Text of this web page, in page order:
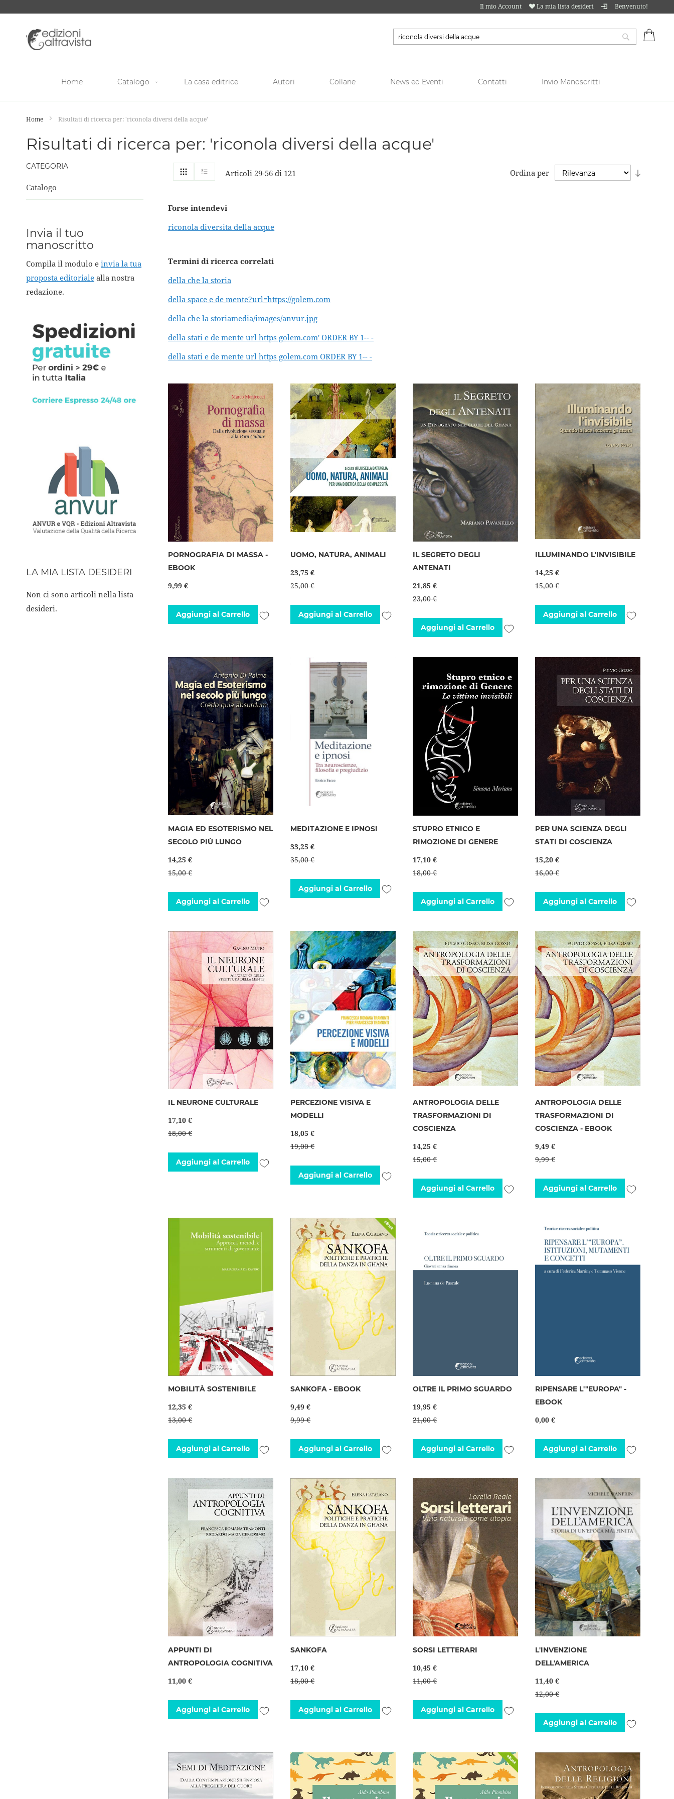
Il mio Account La mia lista desideri Benvenuto!
contenuto
Home Catalogo La casa editrice Autori Collane News ed Eventi Contatti Invio Manoscritti
Home Risultati di ricerca per: 'riconola diversi della acque'
Risultati di ricerca per: 'riconola diversi della acque'
Mostra
come
Griglia Articoli29-56 di 121 Ordina per
Forse intendevi
riconola diversita della acque
Termini di ricerca correlati
della che la storia
della space e de mente?url=https://golem.com
della che la storiamedia/images/anvur.jpg
della stati e de mente url https golem.com' ORDER BY 1-- -
della stati e de mente url https golem.com ORDER BY 1-- -
PORNOGRAFIA DI MASSA -
EBOOK
9,99 €
Aggiungi al Carrello
Aggiungi
desideri
UOMO, NATURA, ANIMALI
23,75 €
25,00 €
Aggiungi al Carrello
Aggiungi
IL SEGRETO DEGLI
ANTENATI
21,85 €
23,00 €
Aggiungi al Carrello
Aggiungi
ILLUMINANDO L'INVISIBILE
14,25 €
15,00 €
Aggiungi al Carrello
Aggiungi
MAGIA ED ESOTERISMO NEL
SECOLO PIÙ LUNGO
14,25 €
15,00 €
Aggiungi al Carrello
Aggiungi
desideri
MEDITAZIONE E IPNOSI
33,25 €
35,00 €
Aggiungi al Carrello
Aggiungi
desideri
STUPRO ETNICO E
RIMOZIONE DI GENERE
17,10 €
18,00 €
Aggiungi al Carrello
Aggiungi
lista
desideri
PER UNA SCIENZA DEGLI
STATI DI COSCIENZA
15,20 €
16,00 €
Aggiungi al Carrello
Aggiungi
lista
desideri
IL NEURONE CULTURALE
17,10 €
18,00 €
Aggiungi al Carrello
Aggiungi
PERCEZIONE VISIVA E
MODELLI
18,05 €
19,00 €
Aggiungi al Carrello
Aggiungi
desideri
ANTROPOLOGIA DELLE
TRASFORMAZIONI DI
COSCIENZA
14,25 €
15,00 €
Aggiungi al Carrello
Aggiungi
ANTROPOLOGIA DELLE
TRASFORMAZIONI DI
COSCIENZA - EBOOK
9,49 €
9,99 €
Aggiungi al Carrello
Aggiungi
MOBILITÀ SOSTENIBILE
12,35 €
13,00 €
Aggiungi al Carrello
Aggiungi
lista
SANKOFA - EBOOK
9,49 €
9,99 €
Aggiungi al Carrello
Aggiungi
desideri
OLTRE IL PRIMO SGUARDO
19,95 €
21,00 €
Aggiungi al Carrello
Aggiungi
RIPENSARE L'"EUROPA" -
EBOOK
0,00 €
Aggiungi al Carrello
Aggiungi
desideri
APPUNTI DI
ANTROPOLOGIA COGNITIVA
11,00 €
Aggiungi al Carrello
Aggiungi
desideri
SANKOFA
17,10 €
18,00 €
Aggiungi al Carrello
Aggiungi
desideri
SORSI LETTERARI
10,45 €
11,00 €
Aggiungi al Carrello
Aggiungi
desideri
L'INVENZIONE
DELL'AMERICA
11,40 €
12,00 €
Aggiungi al Carrello
Aggiungi
lista
desideri
CATEGORIA
Catalogo
Invia il tuo
manoscritto
Compila il modulo e invia la tua
proposta editoriale alla nostra
redazione.
LA MIA LISTA DESIDERI
Non ci sono articoli nella lista
desideri.